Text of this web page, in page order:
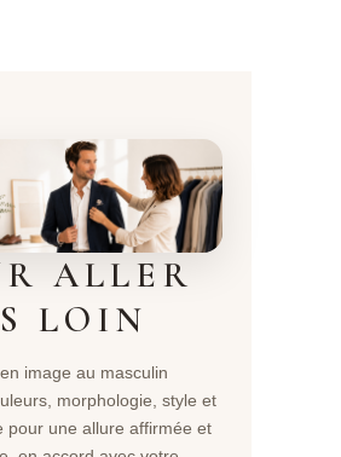
ALLER
LOIN
image au masculin
morphologie, style et
pour une allure affirmée et